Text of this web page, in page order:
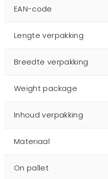
EAN-code
Lengte verpakking
Breedte verpakking
Weight package
Inhoud verpakking
Materiaal
On pallet